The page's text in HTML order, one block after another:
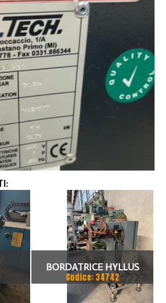
BORDATRICE HYLLUS
Codice: 34742